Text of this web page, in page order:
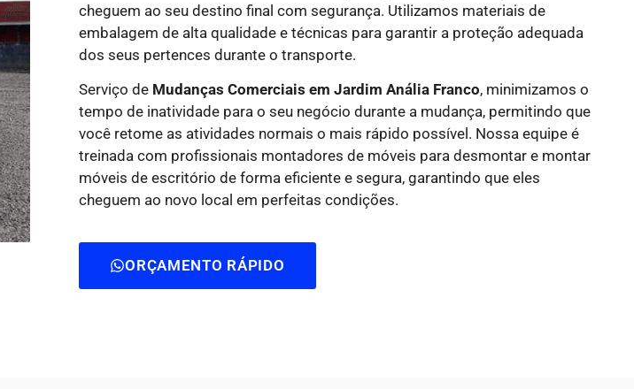
cheguem ao seu destino final com segurança. Utilizamos materiais de
embalagem de alta qualidade e técnicas para garantir a proteção adequada
dos seus pertences durante o transporte.
Serviço de Mudanças Comerciais em Jardim Anália Franco, minimizamos o
tempo de inatividade para o seu negócio durante a mudança, permitindo que
você retome as atividades normais o mais rápido possível. Nossa equipe é
treinada com profissionais montadores de móveis para desmontar e montar
móveis de escritório de forma eficiente e segura, garantindo que eles
cheguem ao novo local em perfeitas condições.
ORÇAMENTO RÁPIDO